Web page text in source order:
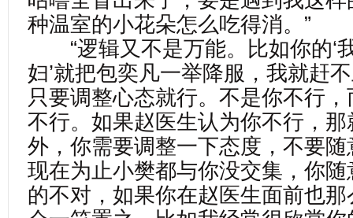
种温室的小花朵怎么吃得消。”
“逻辑又不是万能。比如你的‘
妇’就把包奕凡一举降服，我就赶
只要调整心态就行。不是你不行
不行。如果赵医生认为你不行，
外，你需要调整一下态度，不要
现在为止小樊都与你没交集，你
的不对，如果你在赵医生面前也